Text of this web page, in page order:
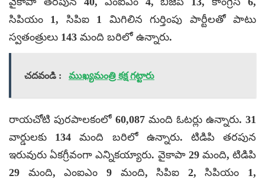
సిపియం 1, సిపిఐ 1 మిగిలిన గుర్తింపు పార్టీలతో పాటు
స్వతంత్రులు 143 మంది బరిలో ఉన్నారు.
చదవండి : ముఖ్యమంత్రి కక్ష గట్టారు
రాయచోటి పురపాలకంలో 60,087 మంది ఓటర్లు ఉన్నారు. 31
వార్డులకు 134 మంది బరిలో ఉన్నారు. టిడిపి తరపున
ఇరువురు ఏకగ్రీవంగా ఎన్నికయ్యారు. వైకాపా 29 మంది, టిడిపి
29 మంది, ఎంఐఎం 9 మంది, సిపిఐ 2, సిపియం 1,